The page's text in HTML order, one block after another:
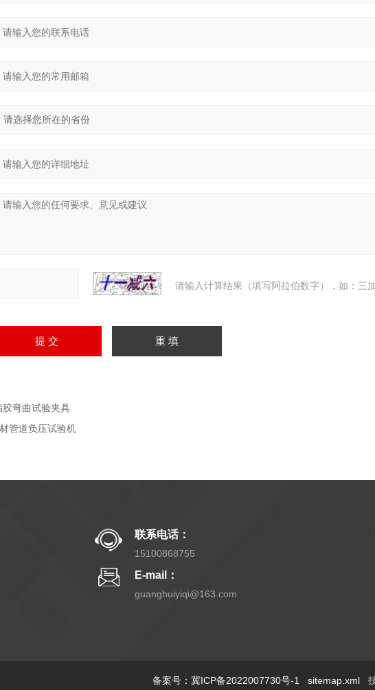
请输入计算结果（填写阿拉伯数字），如：三
弯曲试验夹具
管道负压试验机
联系电话：
15100868755
E-mail：
guanghuiyiqi@163.com
备案号：冀ICP备2022007730号-1 sitemap.xml